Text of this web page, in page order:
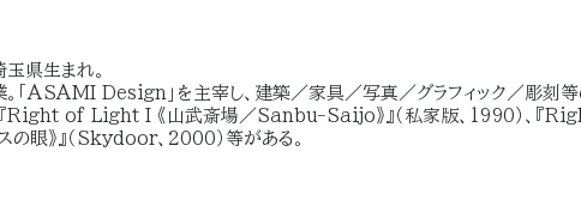
玉県生まれ。
「ASAMI Design」を主宰し、建築／家具／写真／グラフィック／彫刻
『Right of Light I 《山武斎場／Sanbu-Saijo》』（私家版、1990）、『
眼》』（Skydoor、2000）等がある。